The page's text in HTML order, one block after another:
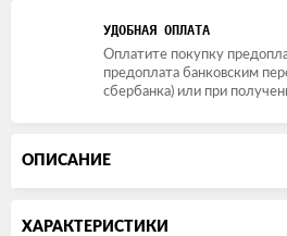
УДОБНАЯ ОПЛАТА
Оплатите покупку
предоплата банковским
сбербанка) или при
ОПИСАНИЕ
ХАРАКТЕРИСТИКИ